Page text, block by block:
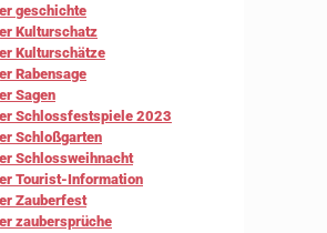
geschichte
Kulturschatz
Kulturschätze
Rabensage
Sagen
Schlossfestspiele 2023
Schloßgarten
Schlossweihnacht
Tourist-Information
Zauberfest
zaubersprüche